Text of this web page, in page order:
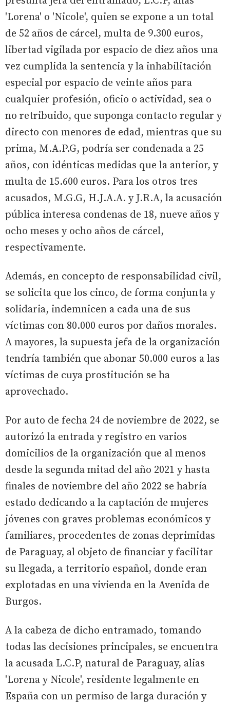
'Lorena' o 'Nicole', quien se expone a un total
de 52 años de cárcel, multa de 9.300 euros,
libertad vigilada por espacio de diez años una
vez cumplida la sentencia y la inhabilitación
especial por espacio de veinte años para
cualquier profesión, oficio o actividad, sea o
no retribuido, que suponga contacto regular y
directo con menores de edad, mientras que su
prima, M.A.P.G, podría ser condenada a 25
años, con idénticas medidas que la anterior, y
multa de 15.600 euros. Para los otros tres
acusados, M.G.G, H.J.A.A. y J.R.A, la acusación
pública interesa condenas de 18, nueve años y
ocho meses y ocho años de cárcel,
respectivamente.
Además, en concepto de responsabilidad civil,
se solicita que los cinco, de forma conjunta y
solidaria, indemnicen a cada una de sus
víctimas con 80.000 euros por daños morales.
A mayores, la supuesta jefa de la organización
tendría también que abonar 50.000 euros a las
víctimas de cuya prostitución se ha
aprovechado.
Por auto de fecha 24 de noviembre de 2022, se
autorizó la entrada y registro en varios
domicilios de la organización que al menos
desde la segunda mitad del año 2021 y hasta
finales de noviembre del año 2022 se habría
estado dedicando a la captación de mujeres
jóvenes con graves problemas económicos y
familiares, procedentes de zonas deprimidas
de Paraguay, al objeto de financiar y facilitar
su llegada, a territorio español, donde eran
explotadas en una vivienda en la Avenida de
Burgos.
A la cabeza de dicho entramado, tomando
todas las decisiones principales, se encuentra
la acusada L.C.P, natural de Paraguay, alias
'Lorena y Nicole', residente legalmente en
España con un permiso de larga duración y